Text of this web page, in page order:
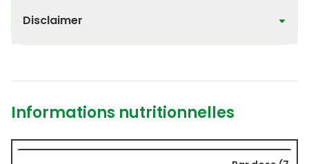
Disclaimer
Informations nutritionnelles